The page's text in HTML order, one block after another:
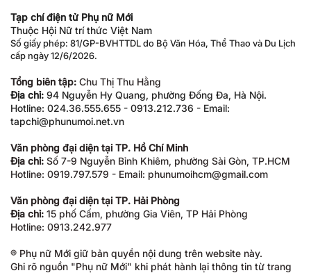
Tạp chí điện tử Phụ nữ Mới
Thuộc Hội Nữ trí thức Việt Nam
Số giấy phép: 81/GP-BVHTTDL do Bộ Văn Hóa, Thể Thao và Du Lịch
cấp ngày 12/6/2026.
Tổng biên tập: Chu Thị Thu Hằng
Địa chỉ: 94 Nguyễn Hy Quang, phường Đống Đa, Hà Nội.
Hotline: 024.36.555.655 - 0913.212.736 - Email:
tapchi@phunumoi.net.vn
Văn phòng đại diện tại TP. Hồ Chí Minh
Địa chỉ: Số 7-9 Nguyễn Bỉnh Khiêm, phường Sài Gòn, TP.HCM
Hotline: 0919.797.579 - Email: phunumoihcm@gmail.com
Văn phòng đại diện tại TP. Hải Phòng
Địa chỉ: 15 phố Cấm, phường Gia Viên, TP Hải Phòng
Hotline: 0913.242.977
® Phụ nữ Mới giữ bản quyền nội dung trên website này.
Ghi rõ nguồn "Phụ nữ Mới" khi phát hành lại thông tin từ trang